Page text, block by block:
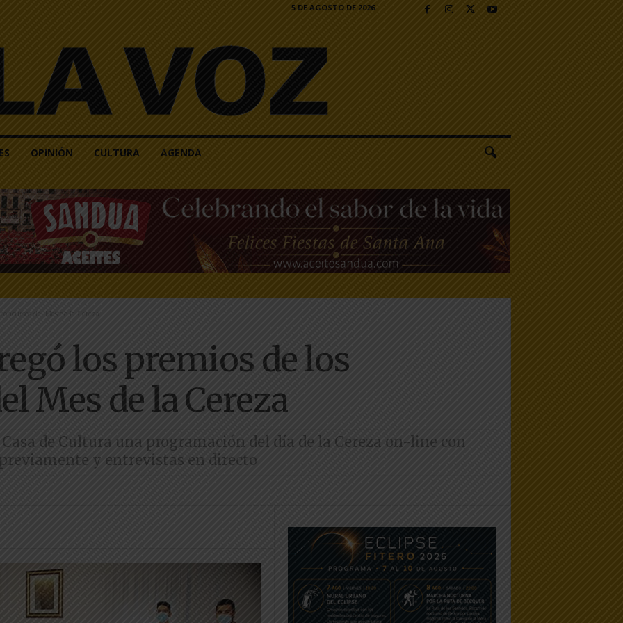
5 DE AGOSTO DE 2026
OPINIÓN CULTURA AGENDA
del Mes de la Cereza
los premios de los
Mes de la Cereza
de Cultura una programación del día de la Cereza on-line con
y entrevistas en directo